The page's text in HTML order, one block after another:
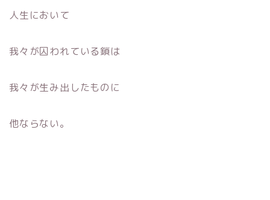
人生において
我々が囚われている鎖は
我々が生み出したものに
他ならない。